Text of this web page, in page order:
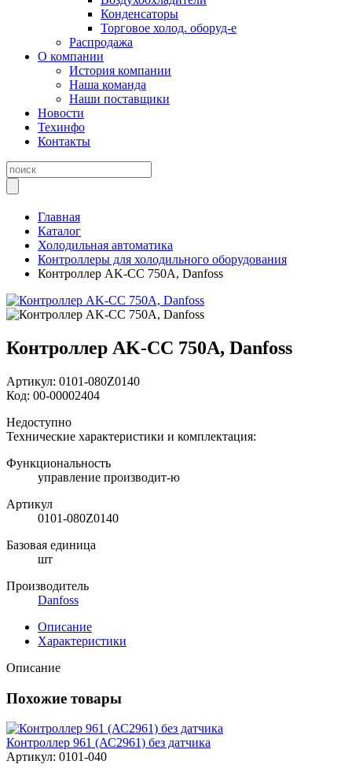
Конденсаторы
Торговое холод. оборуд-е
Распродажа
О компании
История компании
Наша команда
Наши поставщики
Новости
Техинфо
Контакты
Главная
Каталог
Холодильная автоматика
Контроллеры для холодильного оборудования
Контроллер AK-CC 750A, Danfoss
Контроллер AK-CC 750A, Danfoss
Артикул: 0101-080Z0140
Код: 00-00002404
Недоступно
Технические характеристики и комплектация:
Функциональность
управление производит-ю
Артикул
0101-080Z0140
Базовая единица
шт
Производитель
Danfoss
Описание
Характеристики
Описание
Похожие товары
Контроллер 961 (АС2961) без датчика
Артикул: 0101-040